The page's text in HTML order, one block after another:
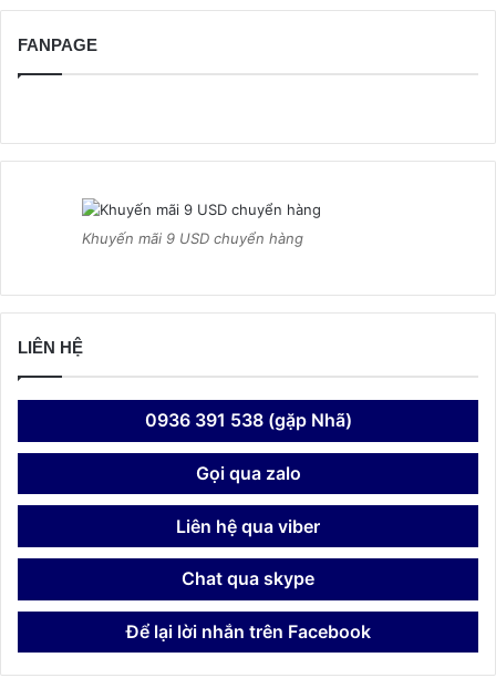
FANPAGE
Khuyến mãi 9 USD chuyển hàng
LIÊN HỆ
0936 391 538 (gặp Nhã)
Gọi qua zalo
Liên hệ qua viber
Chat qua skype
Để lại lời nhắn trên Facebook